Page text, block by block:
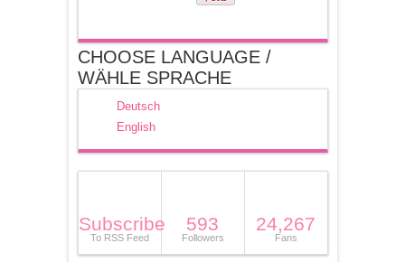
CHOOSE LANGUAGE /
WÄHLE SPRACHE
Deutsch
English
Subscribe
To RSS Feed
593
Followers
24,267
Fans